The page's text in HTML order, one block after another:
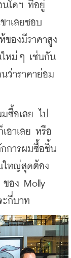
นโดฯ ที่อยู่
าเลยชอบ
ของมีราคาสูง
ใหม่ๆ เช่นกัน
ว่าราคาย่อม
ซื้อเลย ไป
อาเลย หรือ
การผมซื้อชิ้น
ใหญ่สุดต้อง
อง Molly
ะกี่บาท